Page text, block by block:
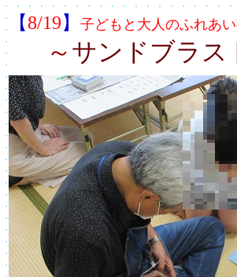
【8/19】 子どもと大人のふれあ
～サンドブラス